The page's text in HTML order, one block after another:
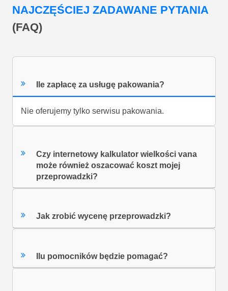
NAJCZĘŚCIEJ ZADAWANE PYTANIA
(FAQ)
Ile zapłacę za usługę pakowania?
Nie oferujemy tylko serwisu pakowania.
Czy internetowy kalkulator wielkości vana
może również oszacować koszt mojej
przeprowadzki?
Jak zrobić wycenę przeprowadzki?
Ilu pomocników będzie pomagać?